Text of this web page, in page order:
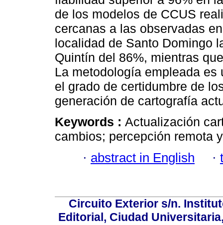
de los modelos de CCUS
cercanas a las observadas
localidad de Santo Domingo
Quintín del 86%, mientras
La metodología empleada
el grado de certidumbre de
generación de cartografía
Keywords : Actualización
cambios; percepción remota
· abstract in English ·
Circuito Exterior s/n.
Editorial, Ciudad